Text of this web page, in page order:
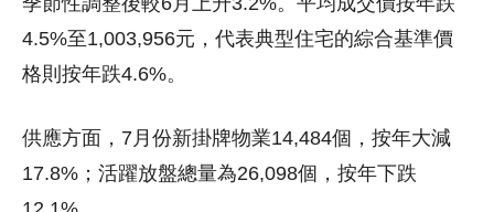
4.5%至1,003,956元，代表典型住宅的綜合基準價
格則按年跌4.6%。
供應方面，7月份新掛牌物業14,484個，按年大減
17.8%；活躍放盤總量為26,098個，按年下跌